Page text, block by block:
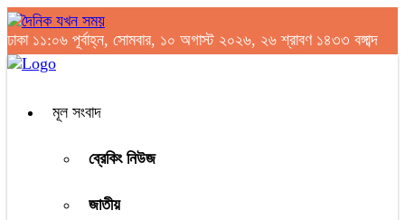
ঢাকা ১১:০৬ পূর্বাহ্ন, সোমবার, ১০ অগাস্ট ২০২৬, ২৬ শ্রাবণ ১৪৩৩ বঙ্গাব্দ
মূল সংবাদ
ব্রেকিং নিউজ
জাতীয়